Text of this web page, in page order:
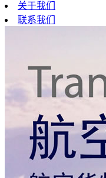
关于我们
联系我们